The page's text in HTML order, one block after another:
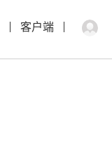
客户端